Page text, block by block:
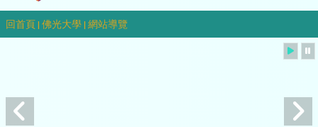
回首頁| 佛光大學| 網站導覽